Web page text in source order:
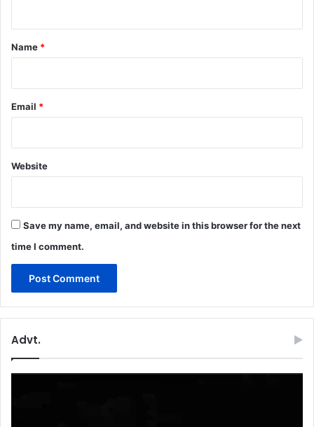
*
Name *
Email *
Website
Save my name, email, and website in this browser for the next
time I comment.
Advt.